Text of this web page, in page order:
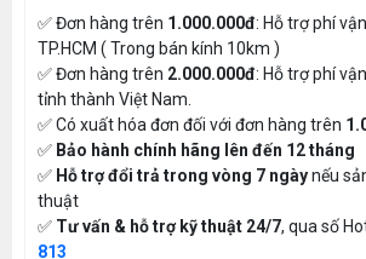
✅ Đơn hàng trên 1.000.000đ: Hỗ trợ phí
TP.HCM ( Trong bán kính 10km )
✅ Đơn hàng trên 2.000.000đ: Hỗ trợ phí
tỉnh thành Việt Nam.
✅ Có xuất hóa đơn đối với đơn hàng trên
✅ Bảo hành chính hãng lên đến 12 tháng
✅ Hỗ trợ đổi trả trong vòng 7 ngàynếu
thuật
✅ Tư vấn & hỗ trợ kỹ thuật 24/7, qua số
813